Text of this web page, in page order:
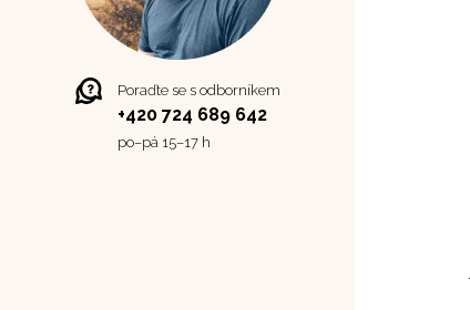
Poraďte se s odborníkem
+420 724 689 642
po–⁠⁠⁠⁠⁠⁠pá 15–17 h